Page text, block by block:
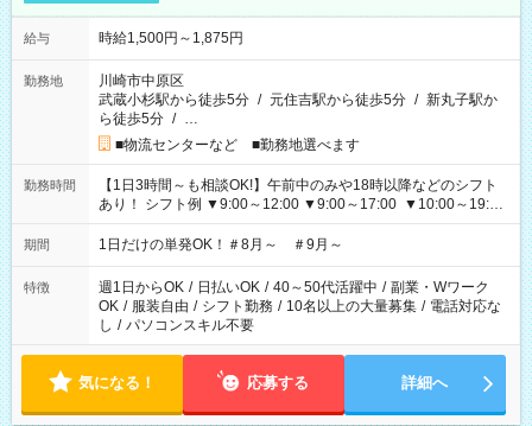
給与 時給1,500円～1,875円
勤務地
川崎市中原区
武蔵小杉駅から徒歩5分 / 元住吉駅から徒歩5分 / 新丸子駅か
ら徒歩5分 / …
■物流センターなど ■勤務地選べます
勤務時間
【1日3時間～も相談OK!】午前中のみや18時以降などのシフト
あり！ シフト例 ▼9:00～12:00 ▼9:00～17:00 ▼10:00～19:00
▼18:00～21:00
期間 1日だけの単発OK！＃8月～ ＃9月～
特徴 週1日からOK / 日払いOK / 40～50代活躍中 / 副業・Wワーク
OK / 服装自由 / シフト勤務 / 10名以上の大量募集 / 電話対応な
し / パソコンスキル不要
気になる！ 応募する 詳細へ